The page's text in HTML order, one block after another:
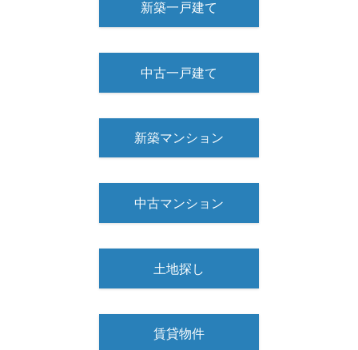
新築一戸建て
中古一戸建て
新築マンション
中古マンション
土地探し
賃貸物件